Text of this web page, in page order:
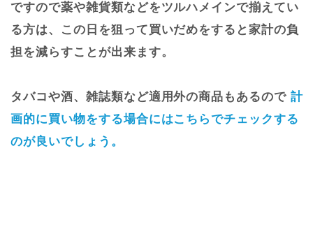
ですので薬や雑貨類などをツルハメインで揃えてい
る方は、この日を狙って買いだめをすると家計の負
担を減らすことが出来ます。
タバコや酒、雑誌類など適用外の商品もあるので 計
画的に買い物をする場合にはこちらでチェックする
のが良いでしょう。